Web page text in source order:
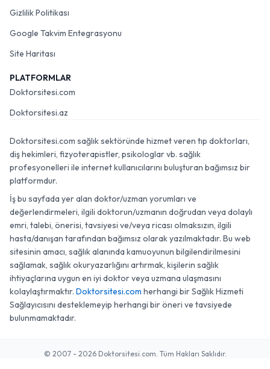
Gizlilik Politikası
Google Takvim Entegrasyonu
Site Haritası
PLATFORMLAR
Doktorsitesi.com
Doktorsitesi.az
Doktorsitesi.com sağlık sektöründe hizmet veren tıp doktorları,
diş hekimleri, fizyoterapistler, psikologlar vb. sağlık
profesyonelleri ile internet kullanıcılarını buluşturan bağımsız bir
platformdur.
İş bu sayfada yer alan doktor/uzman yorumları ve
değerlendirmeleri, ilgili doktorun/uzmanın doğrudan veya dolaylı
emri, talebi, önerisi, tavsiyesi ve/veya ricası olmaksızın, ilgili
hasta/danışan tarafından bağımsız olarak yazılmaktadır. Bu web
sitesinin amacı, sağlık alanında kamuoyunun bilgilendirilmesini
sağlamak, sağlık okuryazarlığını artırmak, kişilerin sağlık
ihtiyaçlarına uygun en iyi doktor veya uzmana ulaşmasını
kolaylaştırmaktır. Doktorsitesi.com herhangi bir Sağlık Hizmeti
Sağlayıcısını desteklemeyip herhangi bir öneri ve tavsiyede
bulunmamaktadır.
© 2007 - 2026 Doktorsitesi.com. Tüm Hakları Saklıdır.